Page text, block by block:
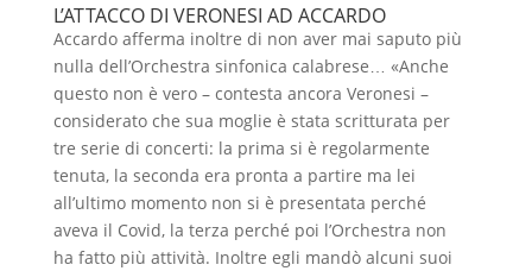
L’ATTACCO DI VERONESI AD ACCARDO
Accardo afferma inoltre di non aver mai saputo più
nulla dell’Orchestra sinfonica calabrese… «Anche
questo non è vero – contesta ancora Veronesi –
considerato che sua moglie è stata scritturata per
tre serie di concerti: la prima si è regolarmente
tenuta, la seconda era pronta a partire ma lei
all’ultimo momento non si è presentata perché
aveva il Covid, la terza perché poi l’Orchestra non
ha fatto più attività. Inoltre egli mandò alcuni suoi